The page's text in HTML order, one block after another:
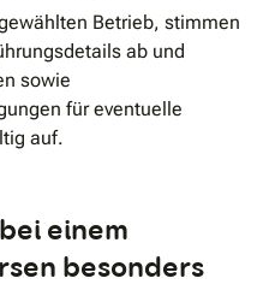
Betrieb, stimmen
ab und
sowie
für eventuelle
auf.
einem
besonders